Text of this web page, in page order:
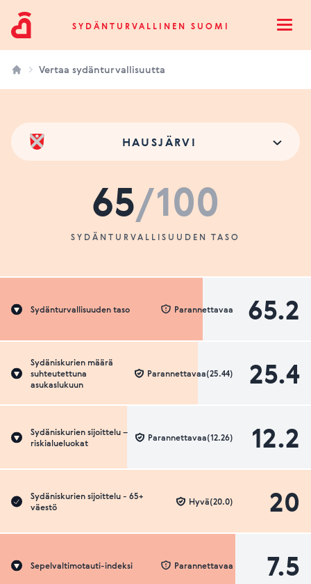
Sydänturvallinen SuomiSYDÄNTURVALLINEN SUOMI
Vertaa sydänturvallisuutta
HAUSJÄRVI
65/100
SYDÄNTURVALLISUUDEN TASO
Sydänturvallisuuden taso 65.2
Parannettavaa
Sydäniskurien määrä
suhteutettuna
asukaslukuun
25.4
Parannettavaa(25.44)
Sydäniskurien sijoittelu –
riskialueluokat
12.2
Parannettavaa(12.26)
Sydäniskurien sijoittelu - 65+
väestö
20
Hyvä(20.0)
Sepelvaltimotauti-indeksi 7.5
Parannettavaa